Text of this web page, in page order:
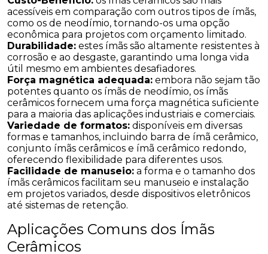
acessíveis em comparação com outros tipos de ímãs,
como os de neodímio, tornando-os uma opção
econômica para projetos com orçamento limitado.
Durabilidade: estes ímãs são altamente resistentes à
corrosão e ao desgaste, garantindo uma longa vida
útil mesmo em ambientes desafiadores.
Força magnética adequada: embora não sejam tão
potentes quanto os ímãs de neodímio, os ímãs
cerâmicos fornecem uma força magnética suficiente
para a maioria das aplicações industriais e comerciais.
Variedade de formatos: disponíveis em diversas
formas e tamanhos, incluindo barra de ímã cerâmico,
conjunto ímãs cerâmicos e ímã cerâmico redondo,
oferecendo flexibilidade para diferentes usos.
Facilidade de manuseio: a forma e o tamanho dos
ímãs cerâmicos facilitam seu manuseio e instalação
em projetos variados, desde dispositivos eletrônicos
até sistemas de retenção.
Aplicações Comuns dos Ímãs
Cerâmicos